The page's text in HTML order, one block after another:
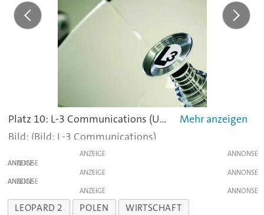
Platz 10: L-3 Communications (USA), Umsatz 2014: 9,8 Milliarden Dollar. -
(Bild: L-3 Communications)
ANZEIGE
ANZEIGE
ANZEIGE
ANZEIGE
ANZEIGE
LEOPARD 2 POLEN
WIRTSCHAFT